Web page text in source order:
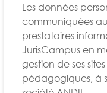
Les données
communiquées
prestataires
JurisCampus en
gestion de ses
pédagogiques, à